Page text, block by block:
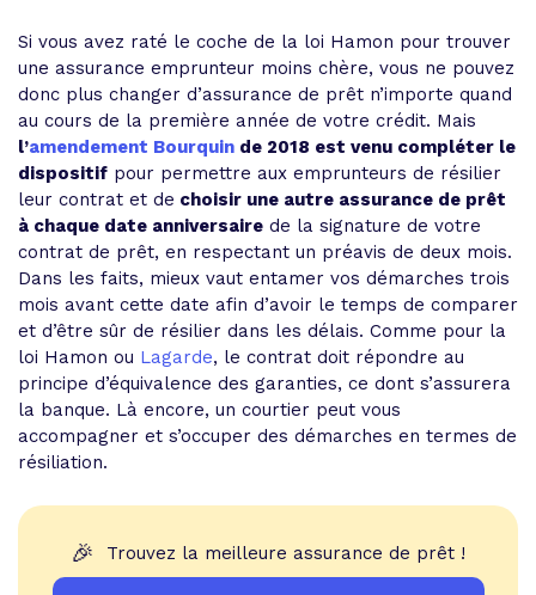
Si vous avez raté le coche de la loi Hamon pour trouver
une assurance emprunteur moins chère, vous ne pouvez
donc plus changer d’assurance de prêt n’importe quand
au cours de la première année de votre crédit. Mais
l’amendement Bourquin de 2018 est venu compléter le
dispositif pour permettre aux emprunteurs de résilier
leur contrat et de choisir une autre assurance de prêt
à chaque date anniversaire de la signature de votre
contrat de prêt, en respectant un préavis de deux mois.
Dans les faits, mieux vaut entamer vos démarches trois
mois avant cette date afin d’avoir le temps de comparer
et d’être sûr de résilier dans les délais. Comme pour la
loi Hamon ou Lagarde, le contrat doit répondre au
principe d’équivalence des garanties, ce dont s’assurera
la banque. Là encore, un courtier peut vous
accompagner et s’occuper des démarches en termes de
résiliation.
🎉 Trouvez la meilleure assurance de prêt !